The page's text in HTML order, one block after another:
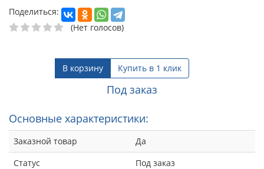
Поделиться:
(Нет голосов)
В корзину Купить в 1 клик
Под заказ
Основные характеристики:
Заказной товар
Да
Статус
Под заказ